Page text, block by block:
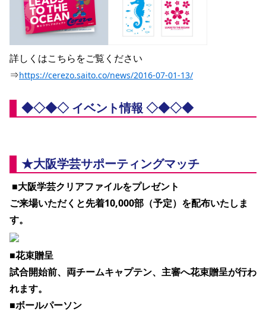
詳しくはこちらをご覧ください
⇒https://cerezo.saito.co/news/2016-07-01-13/
◆◇◆◇ イベント情報 ◇◆◇◆
★大阪学芸サポーティングマッチ
■大阪学芸クリアファイルをプレゼント
ご来場いただくと先着10,000部（予定）を配布いたしま
す。
■花束贈呈
試合開始前、両チームキャプテン、主審へ花束贈呈が行わ
れます。
■ボールパーソン